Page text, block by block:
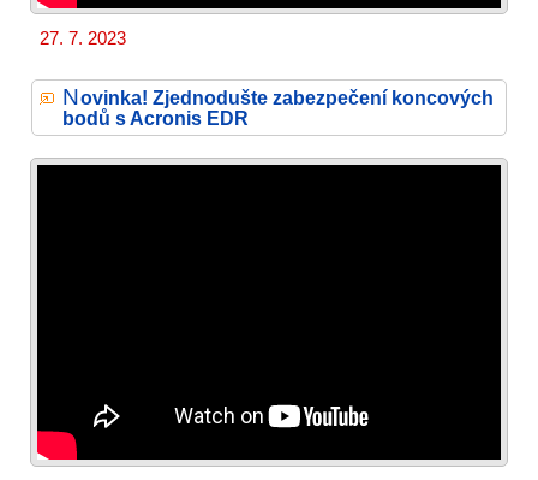
27. 7. 2023
Novinka! Zjednodušte zabezpečení koncových
bodů s Acronis EDR